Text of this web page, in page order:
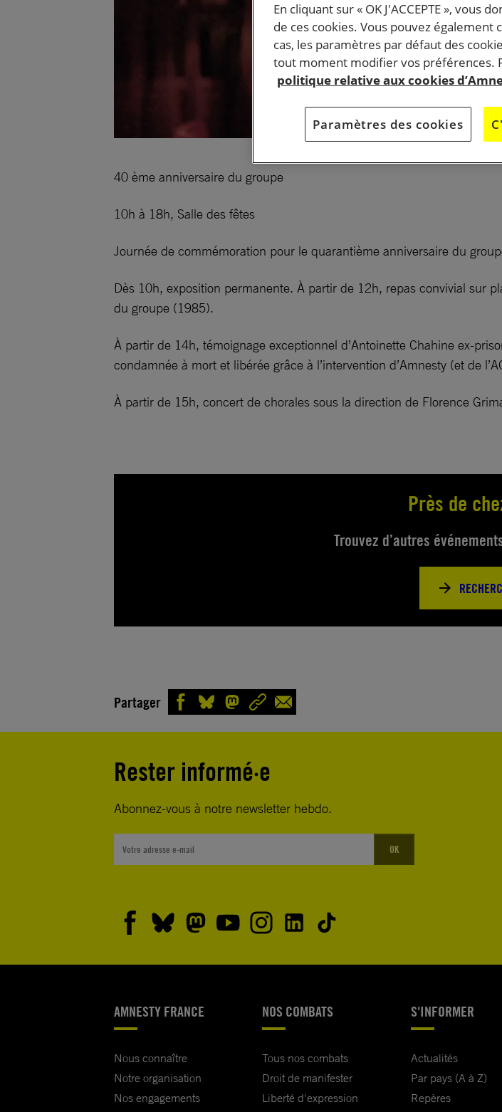
40 ème anniversaire du groupe
10h à 18h, Salle des fêtes
Journée de commémoration pour le quarantième anniversaire du
Dès 10h, exposition permanente. À partir de 12h, repas convivial sur
du groupe (1985).
À partir de 14h, témoignage exceptionnel d’Antoinette Chahine ex-
condamnée à mort et libérée grâce à l’intervention d’Amnesty (et de
À partir de 15h, concert de chorales sous la direction de Florence
Près de
Trouvez d’autres
Partager
Rester informé·e
Abonnez-vous à notre newsletter hebdo.
OK
AMNESTY FRANCE
Nous connaître
Notre organisation
Nos engagements
NOS COMBATS
Tous nos combats
Droit de manifester
Liberté d'expression
S'INFORMER
Actualités
Par pays (A à Z)
Repères
En cliquant sur « OK J'ACCEPTE », vous
de ces cookies. Vous pouvez également
cas, les paramètres par défaut des
tout moment modifier vos préférences.
politique relative aux cookies
Paramètres des cookies